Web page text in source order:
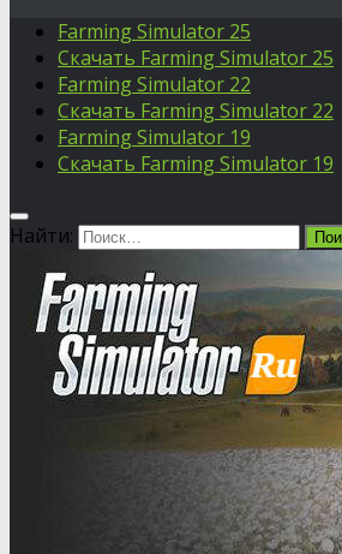
Farming Simulator 25
Скачать Farming Simulator 25
Farming Simulator 22
Скачать Farming Simulator 22
Farming Simulator 19
Скачать Farming Simulator 19
Найти: